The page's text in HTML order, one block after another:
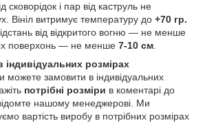
сковорідок і пар від каструль не
Вініл витримує температуру до +70 гр.
від відкритого вогню — не менше
поверхонь — не менше 7-10 см.
розмірах
можете замовити в індивідуальних
потрібні розміри в коментарі до
нашому менеджерові. Ми
вартість виробу в потрібних розмірах